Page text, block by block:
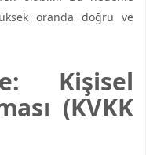
oranda doğru ve
Kişisel
(KVKK